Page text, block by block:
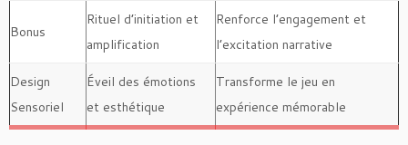
Bonus
Rituel d’initiation et
amplification
Renforce l’engagement et
l’excitation narrative
Design
Sensoriel
Éveil des émotions
et esthétique
Transforme le jeu en
expérience mémorable